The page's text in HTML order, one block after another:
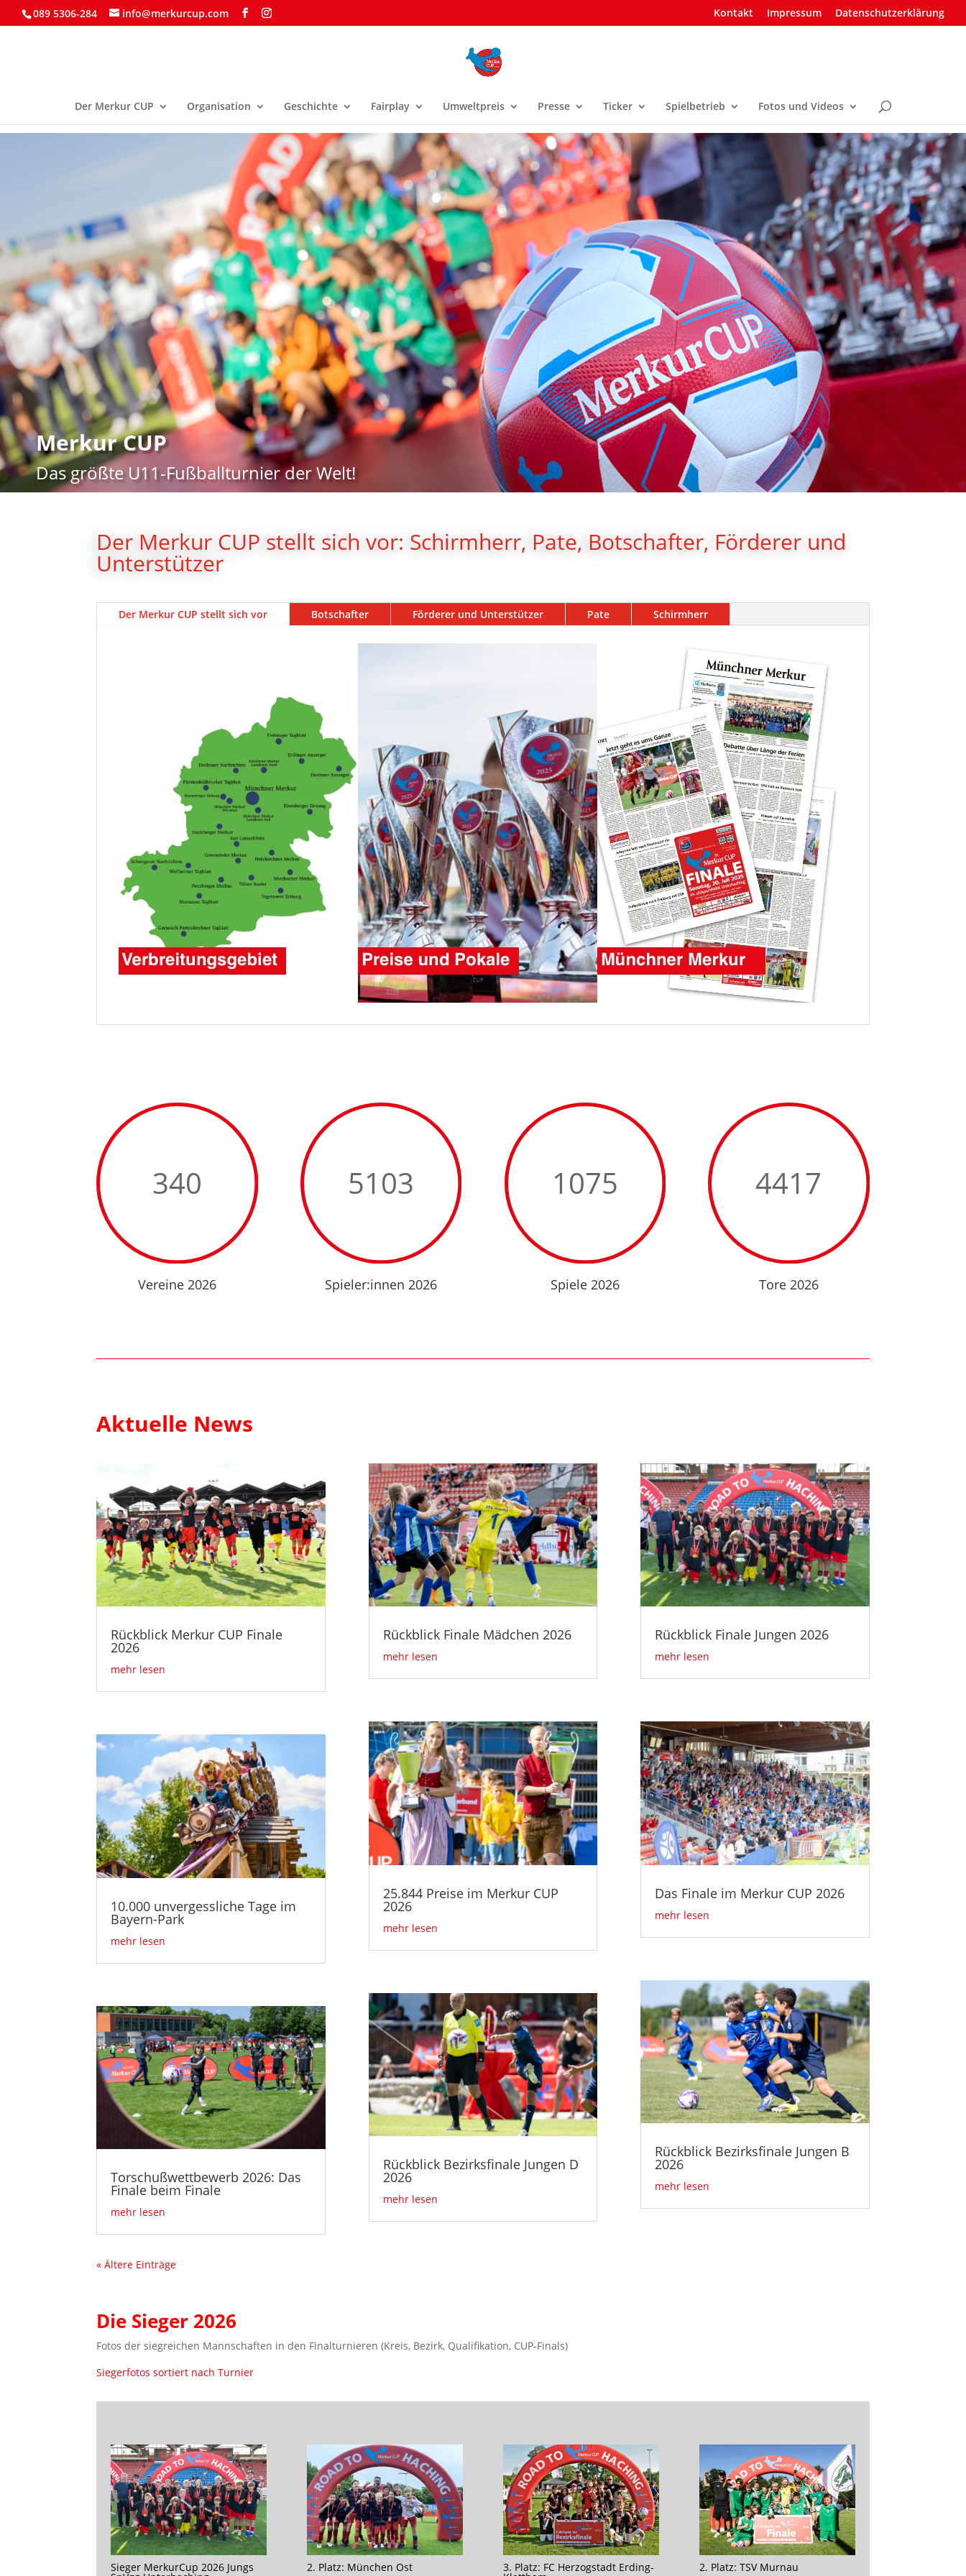
089 5306-284 info@merkurcup.com Kontakt Impressum Datenschutzerklärung
Der Merkur CUP Organisation Geschichte Fairplay Umweltpreis Presse Ticker Spielbetrieb Fotos und Videos
Merkur CUP
Das größte U11-Fußballturnier der Welt!
Der Merkur CUP stellt sich vor: Schirmherr, Pate, Botschafter, Förderer und
Unterstützer
Der Merkur CUP stellt sich vor Botschafter Förderer und Unterstützer Pate Schirmherr
340
Vereine 2026
5103
Spieler:innen 2026
1075
Spiele 2026
4417
Tore 2026
Aktuelle News
Rückblick Merkur CUP Finale
2026
mehr lesen
10.000 unvergessliche Tage im
Bayern-Park
mehr lesen
Torschußwettbewerb 2026: Das
Finale beim Finale
mehr lesen
Rückblick Finale Mädchen 2026
mehr lesen
25.844 Preise im Merkur CUP
2026
mehr lesen
Rückblick Bezirksfinale Jungen D
2026
mehr lesen
Rückblick Finale Jungen 2026
mehr lesen
Das Finale im Merkur CUP 2026
mehr lesen
Rückblick Bezirksfinale Jungen B
2026
mehr lesen
« Ältere Einträge
Die Sieger 2026
Fotos der siegreichen Mannschaften in den Finalturnieren (Kreis, Bezirk, Qualifikation, CUP-Finals)
Siegerfotos sortiert nach Turnier
Sieger MerkurCup 2026 Jungs 2. Platz: München Ost 3. Platz: FC Herzogstadt Erding- 2. Platz: TSV Murnau